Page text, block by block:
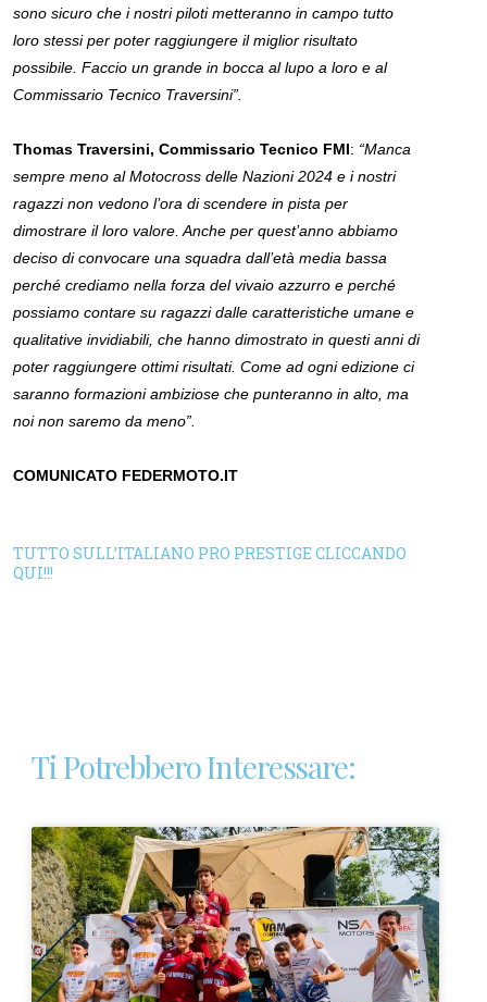
sono sicuro che i nostri piloti metteranno in campo tutto
loro stessi per poter raggiungere il miglior risultato
possibile. Faccio un grande in bocca al lupo a loro e al
Commissario Tecnico Traversini”.
Thomas Traversini, Commissario Tecnico FMI: “Manca
sempre meno al Motocross delle Nazioni 2024 e i nostri
ragazzi non vedono l’ora di scendere in pista per
dimostrare il loro valore. Anche per quest’anno abbiamo
deciso di convocare una squadra dall’età media bassa
perché crediamo nella forza del vivaio azzurro e perché
possiamo contare su ragazzi dalle caratteristiche umane e
qualitative invidiabili, che hanno dimostrato in questi anni di
poter raggiungere ottimi risultati. Come ad ogni edizione ci
saranno formazioni ambiziose che punteranno in alto, ma
noi non saremo da meno”.
COMUNICATO FEDERMOTO.IT
TUTTO SULL’ITALIANO PRO PRESTIGE CLICCANDO
QUI!!!
Ti Potrebbero Interessare: